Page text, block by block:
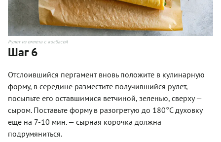
Рулет из омлета с колбасой
Шаг 6
Отслоившийся пергамент вновь положите в кулинарную
форму, в середине разместите получившийся рулет,
посыпьте его оставшимися ветчиной, зеленью, сверху —
сыром. Поставьте форму в разогретую до 180°С духовку
еще на 7-10 мин. — сырная корочка должна
подрумяниться.